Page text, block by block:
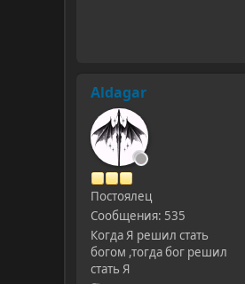
Aldagar
Постоялец
Сообщения: 535
Когда Я решил стать
богом ,тогда бог решил
стать Я